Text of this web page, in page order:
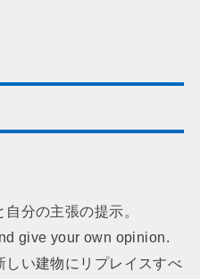
分の主張の提示。
give your own opinion.
い建物にリプレイスすべ